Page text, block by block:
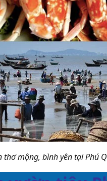
mộng, bình yên tại Phú